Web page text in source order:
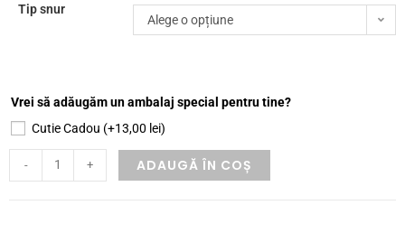
Tip snur
Alege o opțiune
Vrei să adăugăm un ambalaj special pentru tine?
Cutie Cadou (+13,00 lei)
- + ADAUGĂ ÎN COȘ